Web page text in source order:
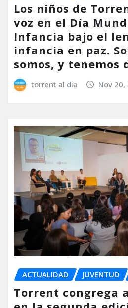
Los niños de
voz en el Día
Infancia bajo el
infancia en paz.
somos, y tenemos
torrent al dia Nov 20,
ACTUALIDAD JUVENTUD
Torrent congrega